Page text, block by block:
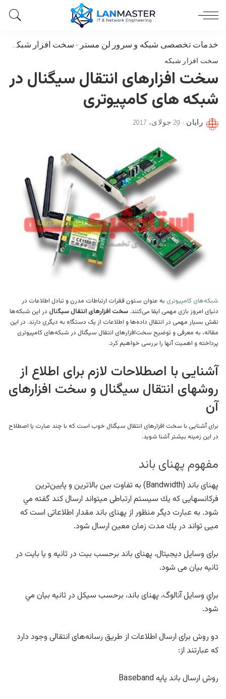
خدمات تخصصی شبکه و سرور لن مستر - سخت افزار شبکه
سخت افزار شبکه
سخت افزارهای انتقال سیگنال در
شبکه‌ های کامپیوتری
Posted
رایان 29 جولای، 2017
شبکه‌های کامپیوتری به عنوان ستون فقرات ارتباطات مدرن و تبادل اطلاعات در
دنیای امروز بازی مهمی ایفا می‌کنند. سخت افزارهای انتقال سیگنال در این شبکه‌ها
نقش بسیار مهمی در انتقال داده‌ها و اطلاعات از یک دستگاه به دیگری دارند. در این
مقاله، به معرفی و توضیح سخت‌افزارهای انتقال سیگنال در شبکه‌های کامپیوتری
پرداخته و اهمیت آنها را بررسی خواهیم کرد.
آشنایی با اصطلاحات لازم برای اطلاع از
روشهای انتقال سیگنال و سخت افزارهای
آن
برای آشنایی با سخت افزارهای انتقال سیگنال خوب است که با چند عبارت یا اصطلاح
در این زمینه بیشتر آشنا شوید.
مفهوم پهنای باند
پهنای باند (Bandwidth) به تفاوت بين بالاترين و پايين‌ترين
فركانسهايی كه يك سيستم ارتباطی میتواند ارسال كند گفته مي
شود. به عبارت ديگر منظور از پهنای باند مقدار اطلاعاتی است كه
ميی تواند در يك مدت زمان معين ارسال شود.
برای وسايل ديجيتال، پهنای باند برحسب بيت در ثانيه و يا بايت در
ثانيه بيان می شود.
براي وسايل آنالوگ، پهنای باند، برحسب سيكل در ثانيه بيان مي
شود.
دو روش برای ارسال اطلاعات از طريق رسانه‌های انتقالی وجود دارد
كه عبارتند از:
روش ارسال باند پايه Baseband